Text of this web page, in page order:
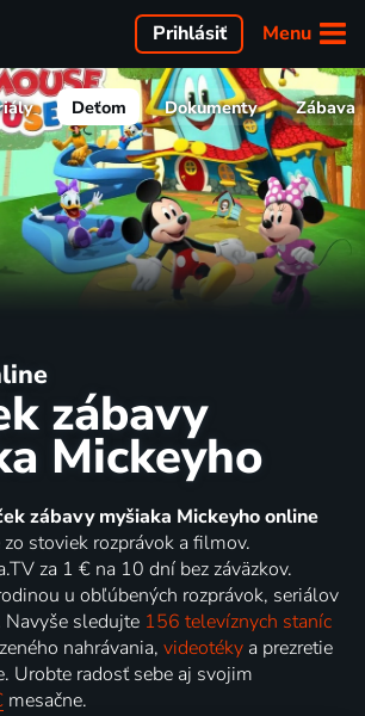
Menu
Prihlásiť
Deťom Dokumenty Zábava
zábavy
Mickeyho
zábavy myšiaka Mickeyho online
stoviek rozprávok a filmov.
za 1 € na 10 dní bez záväzkov.
u obľúbených rozprávok, seriálov
Navyše sledujte 156 televíznych staníc
nahrávania, videotéky a prezretie
Urobte radosť sebe aj svojim
mesačne.